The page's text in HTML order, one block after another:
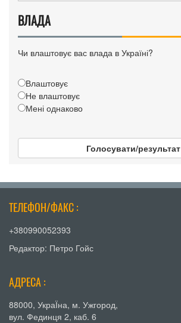
ВЛАДА
Чи влаштовує вас влада в Україні?
Влаштовує
Не влаштовує
Мені однаково
Голосувати/результат
ТЕЛЕФОН/ФАКС :
+380990052393
Редактор: Петро Гойс
АДРЕСА :
88000, УкраЇна, м. Ужгород,
вул. Фединця 2, каб. 6